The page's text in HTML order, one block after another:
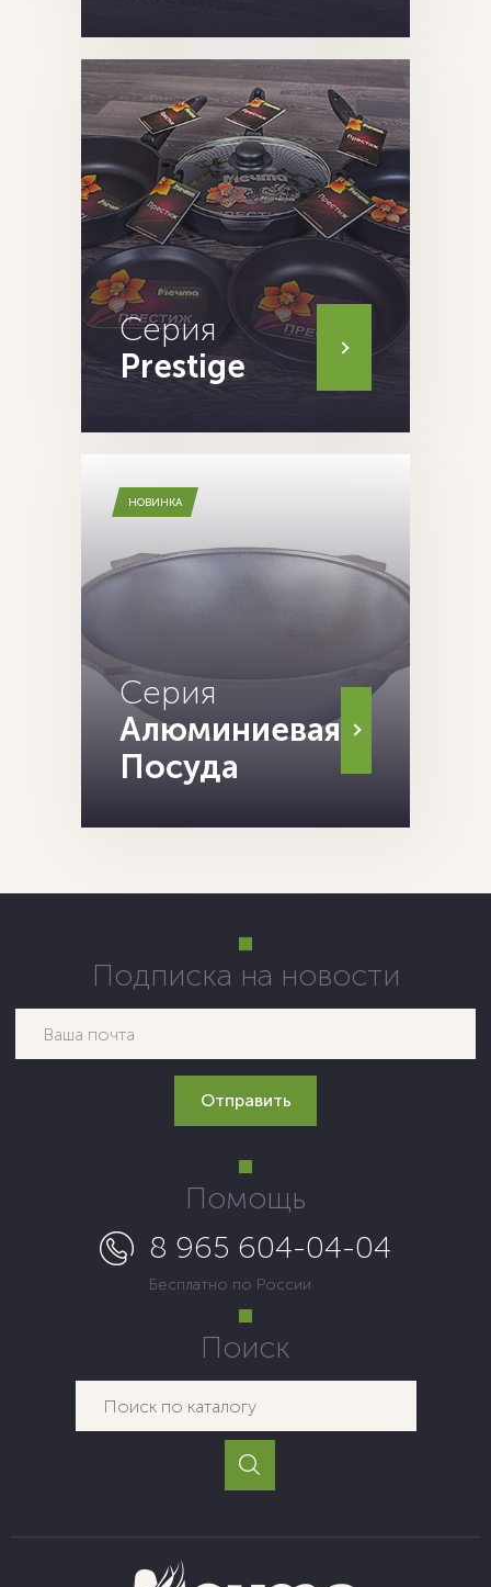
Серия
Prestige
НОВИНКА
Серия
Алюминиевая
Посуда
Подписка на новости
Помощь
8 965 604-04-04
Бесплатно по России
Поиск